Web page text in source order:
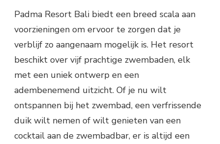
Padma Resort Bali biedt een breed scala aan
voorzieningen om ervoor te zorgen dat je
verblijf zo aangenaam mogelijk is. Het resort
beschikt over vijf prachtige zwembaden, elk
met een uniek ontwerp en een
adembenemend uitzicht. Of je nu wilt
ontspannen bij het zwembad, een verfrissende
duik wilt nemen of wilt genieten van een
cocktail aan de zwembadbar, er is altijd een